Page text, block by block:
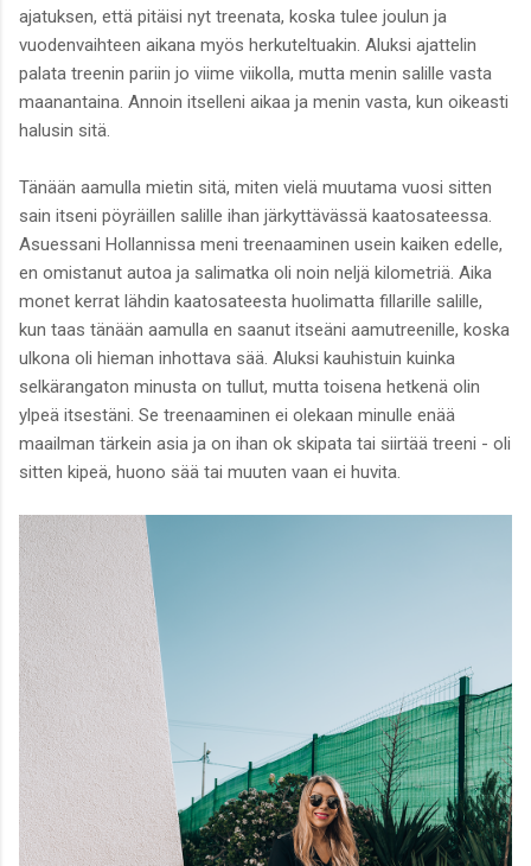
ajatuksen, että pitäisi nyt treenata, koska tulee joulun ja
vuodenvaihteen aikana myös herkuteltuakin. Aluksi ajattelin
palata treenin pariin jo viime viikolla, mutta menin salille vasta
maanantaina. Annoin itselleni aikaa ja menin vasta, kun oikeasti
halusin sitä.
Tänään aamulla mietin sitä, miten vielä muutama vuosi sitten
sain itseni pöyräillen salille ihan järkyttävässä kaatosateessa.
Asuessani Hollannissa meni treenaaminen usein kaiken edelle,
en omistanut autoa ja salimatka oli noin neljä kilometriä. Aika
monet kerrat lähdin kaatosateesta huolimatta fillarille salille,
kun taas tänään aamulla en saanut itseäni aamutreenille, koska
ulkona oli hieman inhottava sää. Aluksi kauhistuin kuinka
selkärangaton minusta on tullut, mutta toisena hetkenä olin
ylpeä itsestäni. Se treenaaminen ei olekaan minulle enää
maailman tärkein asia ja on ihan ok skipata tai siirtää treeni - oli
sitten kipeä, huono sää tai muuten vaan ei huvita.